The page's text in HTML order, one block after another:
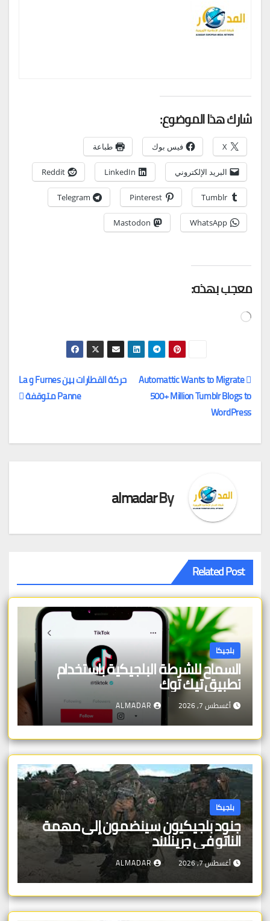
شارك هذا الموضوع:
X فيس بوك طباعة
البريد الإلكتروني LinkedIn
Reddit
Tumblr
Pinterest
Telegram
WhatsApp
Mastodon
معجب بهذه:
جاري
تصفّح
حركة القطارات بين Furnes و La
Panne متوقفة
Automattic Wants to Migrate
500+ Million Tumblr Blogs to
WordPress
By
almadar
Related Post
بلجيكا
السماح للشرطة البلجيكية باستخدام
تطبيق تيك توك
أغسطس 7, 2026 ALMADAR
بلجيكا
جنود بلجيكيون سينضمون إلى مهمة
الناتو في جرينلاند
أغسطس 7, 2026 ALMADAR